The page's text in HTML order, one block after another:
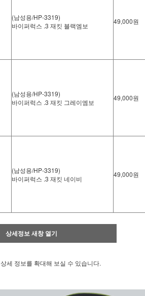
(남성용/HP-3319)
바이퍼럭스 .3 재킷 블랙엠보
49,000원
(남성용/HP-3319)
바이퍼럭스 .3 재킷 그레이엠보
49,000원
(남성용/HP-3319)
바이퍼럭스 .3 재킷 네이비
49,000원
상세정보 새창 열기
상세 정보를 확대해 보실 수 있습니다.